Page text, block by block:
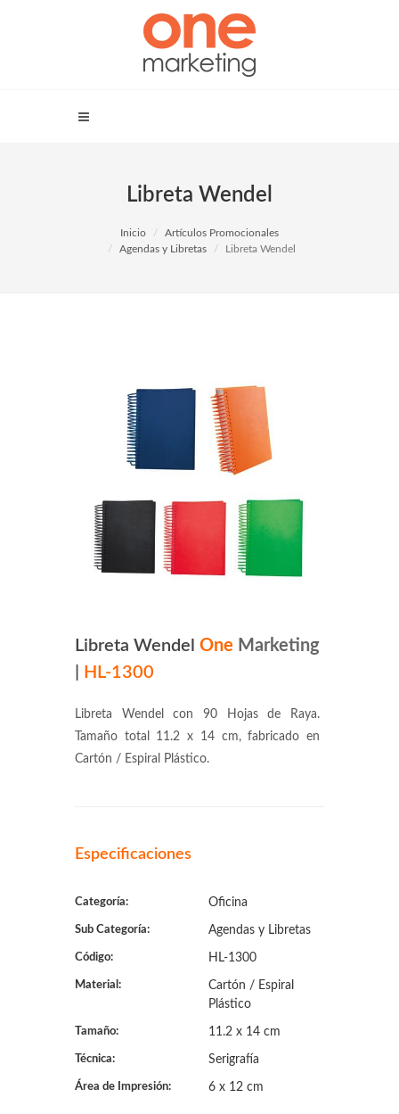
Libreta Wendel
Inicio
Artículos Promocionales
Agendas y Libretas
Libreta Wendel
Libreta Wendel One Marketing
HL-1300
Libreta Wendel con 90 Hojas de Raya.
Tamaño total 11.2 x 14 cm, fabricado en
Cartón / Espiral Plástico.
Especificaciones
Categoría: Oficina
Sub Categoría: Agendas y Libretas
Código: HL-1300
Material:
Cartón / Espiral
Plástico
Tamaño: 11.2 x 14 cm
Técnica: Serigrafía
Área de Impresión: 6 x 12 cm